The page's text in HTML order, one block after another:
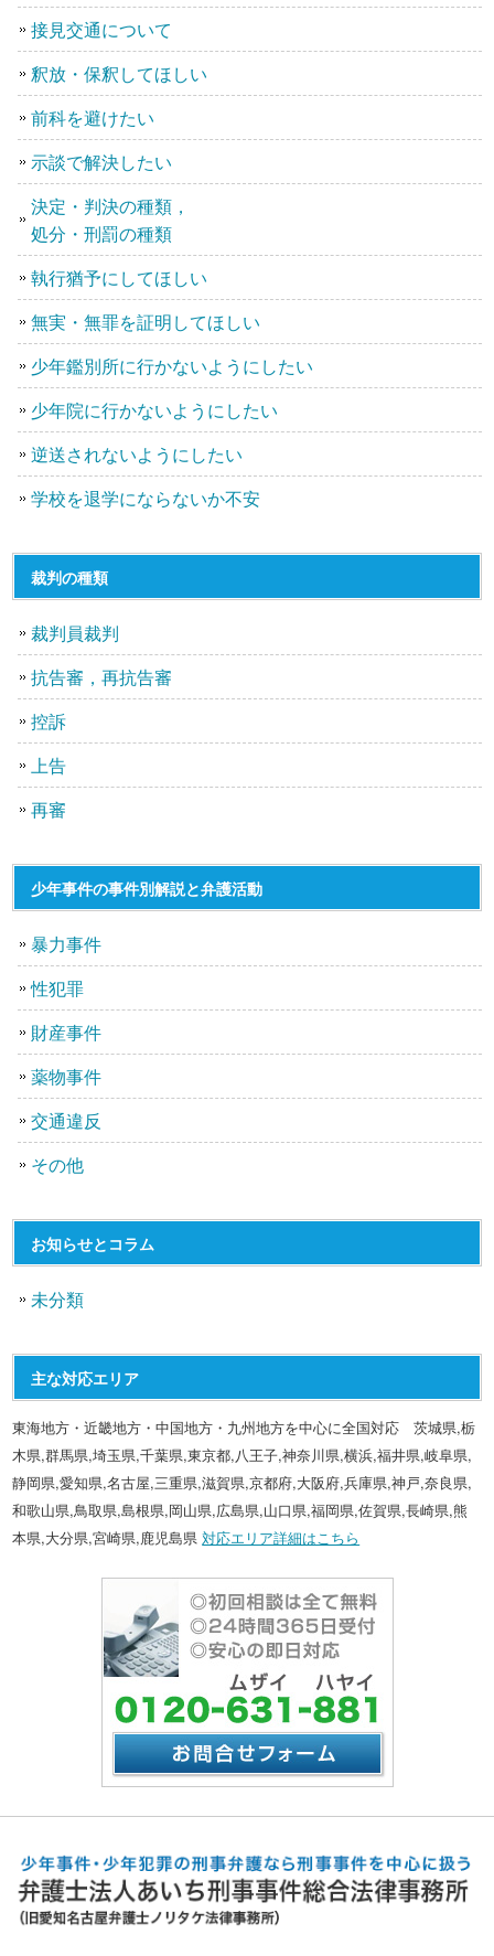
接見交通について
釈放・保釈してほしい
前科を避けたい
示談で解決したい
決定・判決の種類，
処分・刑罰の種類
執行猶予にしてほしい
無実・無罪を証明してほしい
少年鑑別所に行かないようにしたい
少年院に行かないようにしたい
逆送されないようにしたい
学校を退学にならないか不安
裁判の種類
裁判員裁判
抗告審，再抗告審
控訴
上告
再審
少年事件の事件別解説と弁護活動
暴力事件
性犯罪
財産事件
薬物事件
交通違反
その他
お知らせとコラム
未分類
主な対応エリア
東海地方・近畿地方・中国地方・九州地方を中心に全国対応 茨城県,栃
木県,群馬県,埼玉県,千葉県,東京都,八王子,神奈川県,横浜,福井県,岐阜県,
静岡県,愛知県,名古屋,三重県,滋賀県,京都府,大阪府,兵庫県,神戸,奈良県,
和歌山県,鳥取県,島根県,岡山県,広島県,山口県,福岡県,佐賀県,長崎県,熊
本県,大分県,宮崎県,鹿児島県対応エリア詳細はこちら